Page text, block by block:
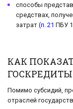
способы
средствах,
затрат (п. 21 ПБУ
КАК
ГОСКРЕДИТЫ
Помимо субсидий,
отраслей